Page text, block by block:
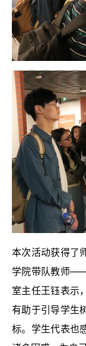
本次活动获得了
学院带队教师
室主任王钰表示
有助于引导学生
标。学生代表也